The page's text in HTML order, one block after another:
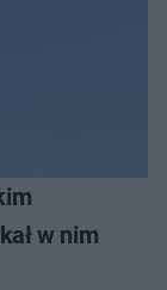
w nim